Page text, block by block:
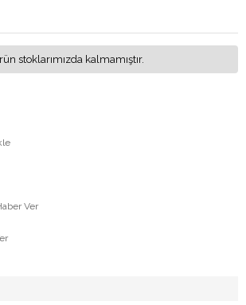
stoklarımızda kalmamıştır.
Ver